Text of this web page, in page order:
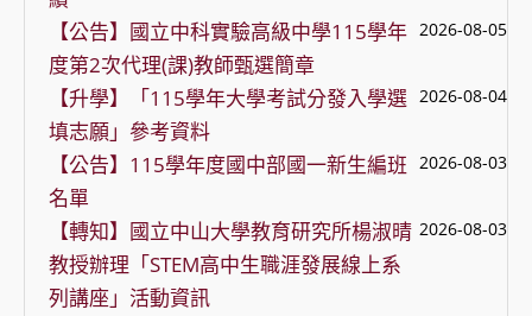
【公告】國立中科實驗高級中學115學年
度第2次代理(課)教師甄選簡章
2026-08-05
【升學】「115學年大學考試分發入學選
填志願」參考資料
2026-08-04
【公告】115學年度國中部國一新生編班
名單
2026-08-03
【轉知】國立中山大學教育研究所楊淑晴
教授辦理「STEM高中生職涯發展線上系
列講座」活動資訊
2026-08-03